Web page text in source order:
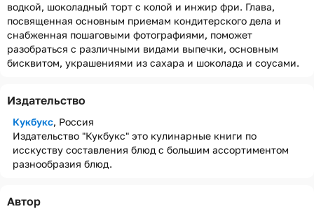
водкой, шоколадный торт с колой и инжир фри. Глава,
посвященная основным приемам кондитерского дела и
снабженная пошаговыми фотографиями, поможет
разобраться с различными видами выпечки, основным
бисквитом, украшениями из сахара и шоколада и соусами.
Издательство
Кукбукс, Россия
Издательство "Кукбукс" это кулинарные книги по
исскуству составления блюд с большим ассортиментом
разнообразия блюд.
Автор